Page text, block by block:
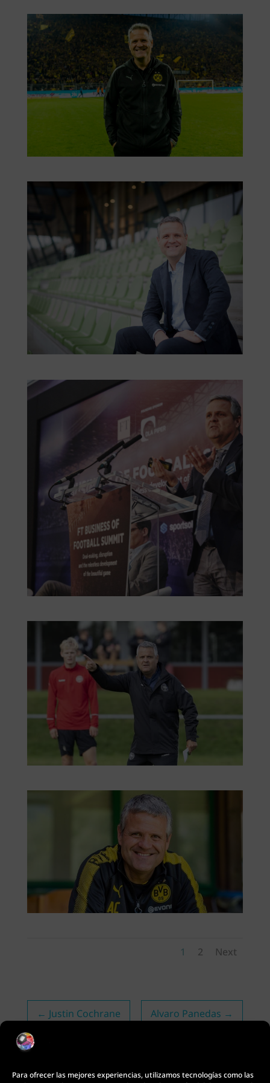
Para ofrecer las mejores experiencias, utilizamos tecnologías como las
1 2 Next
← Justin Cochrane Alvaro Panedas →